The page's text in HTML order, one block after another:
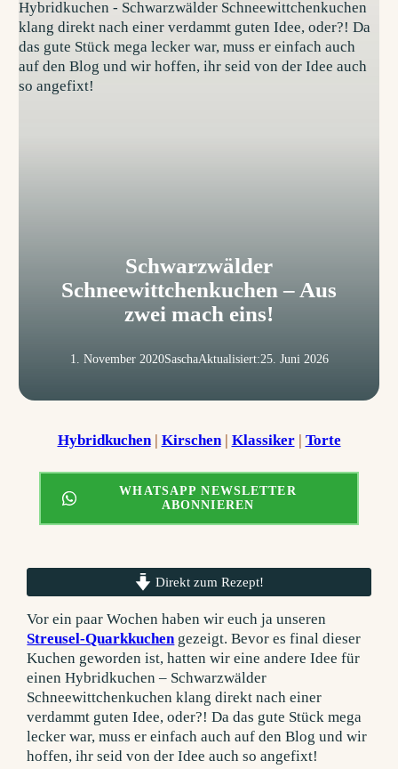
Schwarzwälder
Schneewittchenkuchen – Aus
zwei mach eins!
1. November 2020SaschaAktualisiert:25. Juni 2026
Hybridkuchen | Kirschen | Klassiker | Torte
WHATSAPP NEWSLETTER
ABONNIEREN
Direkt zum Rezept!
Vor ein paar Wochen haben wir euch ja unseren
Streusel-Quarkkuchengezeigt. Bevor es final dieser
Kuchen geworden ist, hatten wir eine andere Idee für
einen Hybridkuchen – Schwarzwälder
Schneewittchenkuchen klang direkt nach einer
verdammt guten Idee, oder?! Da das gute Stück mega
lecker war, muss er einfach auch auf den Blog und wir
hoffen, ihr seid von der Idee auch so angefixt!